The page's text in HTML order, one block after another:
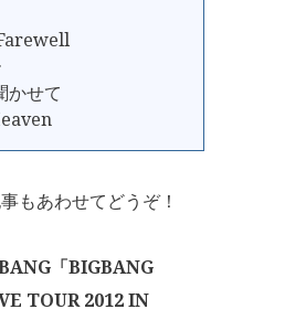
かせて
もあわせてどうぞ！
「BIGBANG
TOUR 2012 IN